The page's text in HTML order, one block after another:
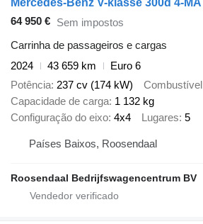
64 950 € Sem impostos
Carrinha de passageiros e cargas
2024
43 659 km
Euro 6
Potência 237 cv (174 kW) Combustível
Capacidade de carga 1 132 kg
Configuração do eixo 4x4 Lugares 5
Países Baixos, Roosendaal
Roosendaal Bedrijfswagencentrum BV